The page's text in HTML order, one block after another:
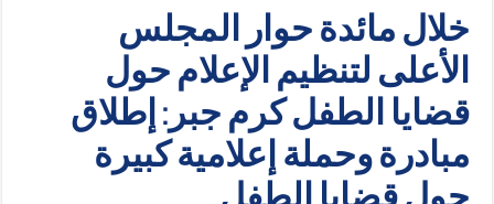
خلال مائدة حوار المجلس
الأعلى لتنظيم الإعلام حول
قضايا الطفل كرم جبر: إطلاق
مبادرة وحملة إعلامية كبيرة